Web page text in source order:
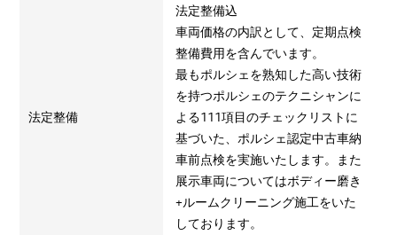
法定整備
法定整備込
車両価格の内訳として、定期点検
整備費用を含んでいます。
最もポルシェを熟知した高い技術
を持つポルシェのテクニシャンに
よる111項目のチェックリストに
基づいた、ポルシェ認定中古車納
車前点検を実施いたします。また
展示車両についてはボディー磨き
+ルームクリーニング施工をいた
しております。